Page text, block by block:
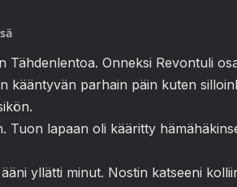
Onneksi Revontuli
kääntyvän parhain päin kuten
lapaan oli kääritty
yllätti minut. Nostin katseeni